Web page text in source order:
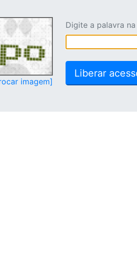
imagem]
Digite a palavra